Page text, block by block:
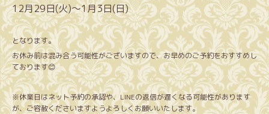
12月29日(火)〜1月3日(日)
となります。
お休み前は混み合う可能性がございますので、お早めのご予約をおすすめし
ております😊
※休業日はネット予約の承認や、LINEの返信が遅くなる可能性があります
が、ご容赦くださいますようよろしくお願いいたします。